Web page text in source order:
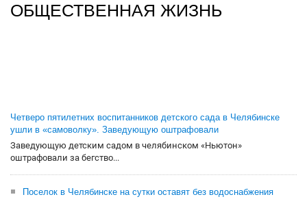
ОБЩЕСТВЕННАЯ ЖИЗНЬ
Четверо пятилетних воспитанников детского сада в Челябинске
ушли в «самоволку». Заведующую оштрафовали
Заведующую детским садом в челябинском «Ньютон»
оштрафовали за бегство...
Поселок в Челябинске на сутки оставят без водоснабжения